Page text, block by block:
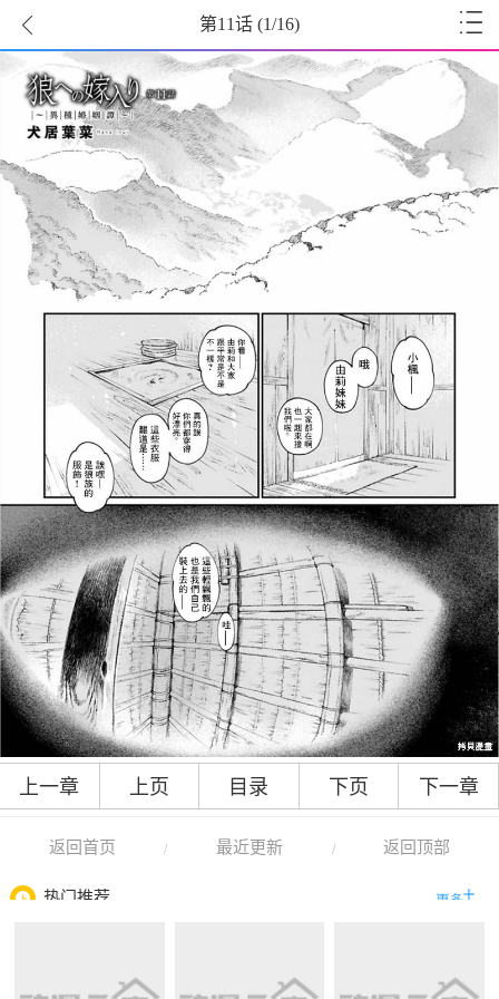
第11话 (1/16)
上一章 上页 目录 下页 下一章
返回首页 / 最近更新 / 返回顶部
热门推荐